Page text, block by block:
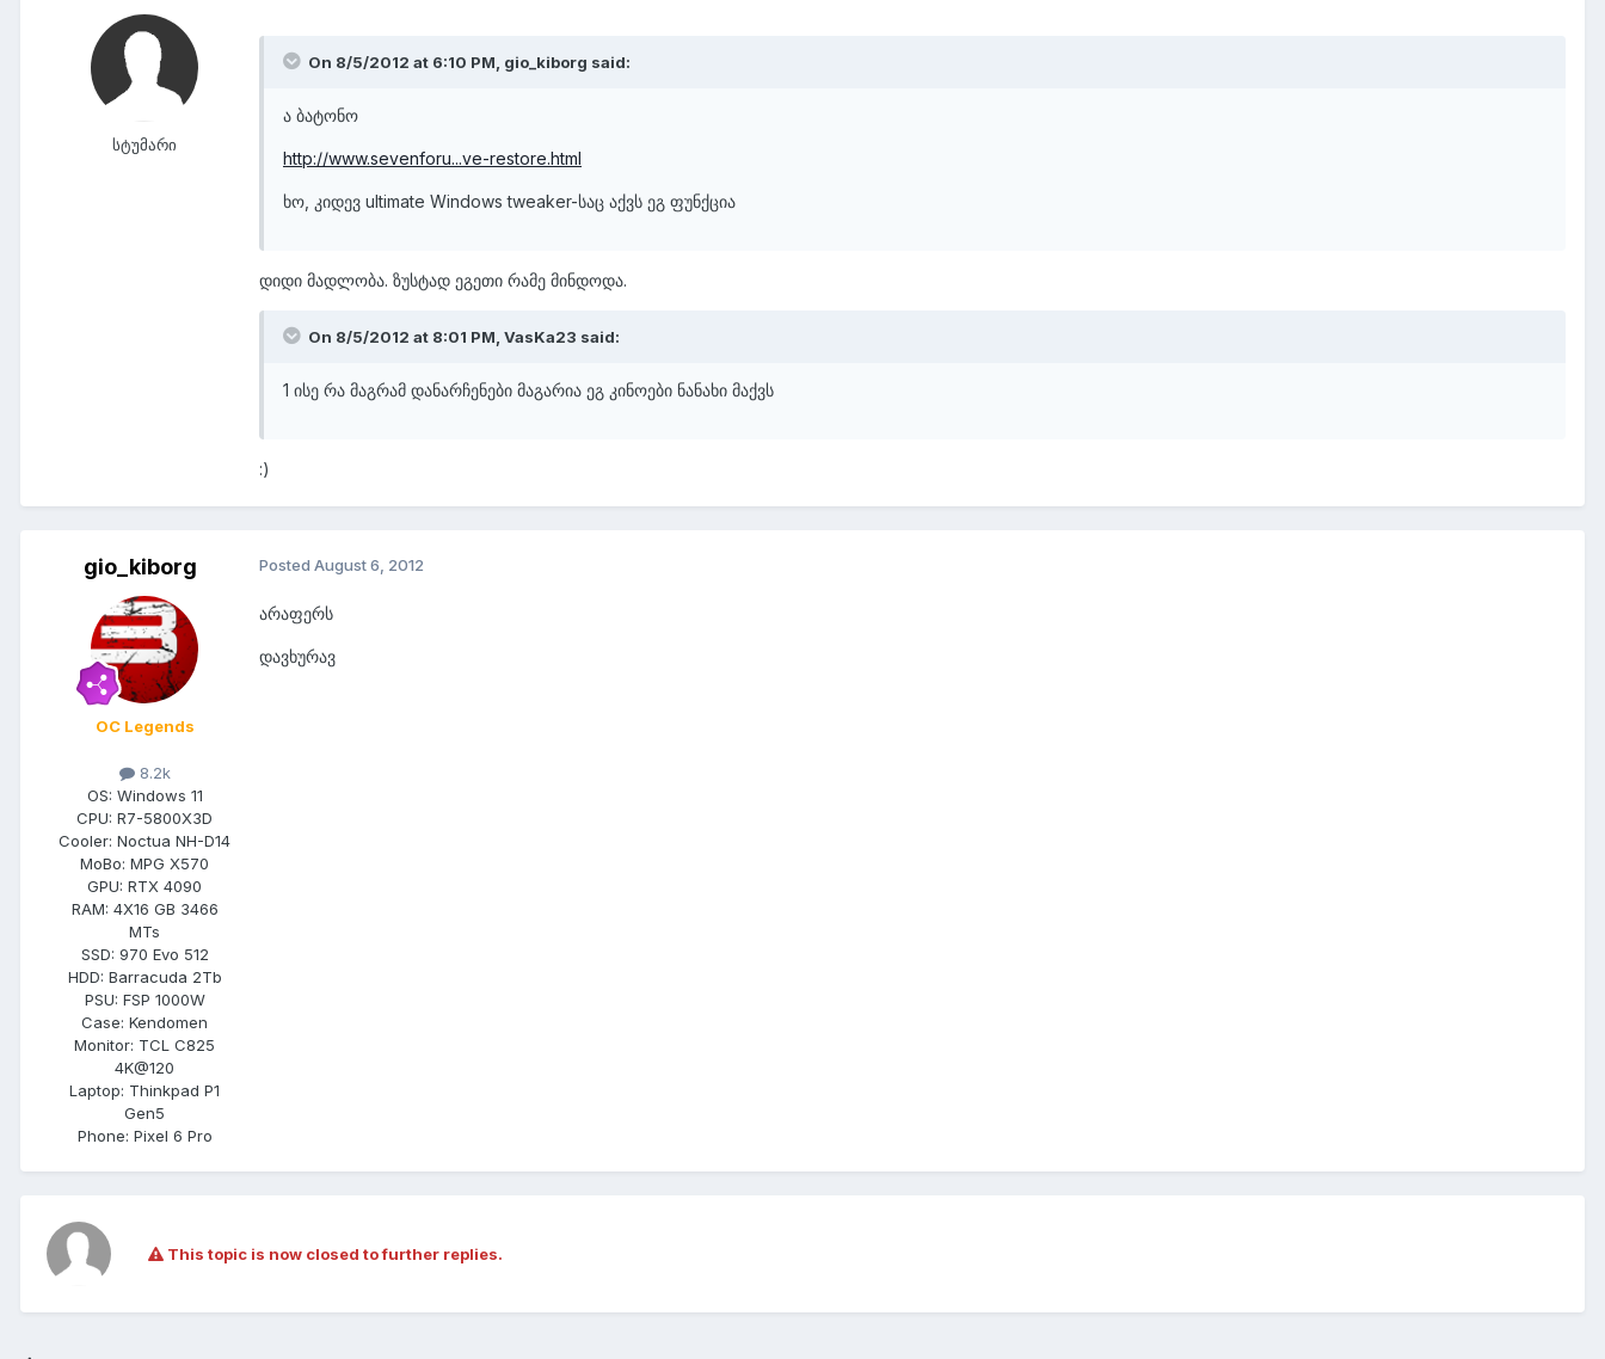
სტუმარი
On 8/5/2012 at 6:10 PM, gio_kiborg said:
ა ბატონო
http://www.sevenforu...ve-restore.html
ხო, კიდევ ultimate Windows tweaker-საც აქვს ეგ ფუნქცია
დიდი მადლობა. ზუსტად ეგეთი რამე მინდოდა.
On 8/5/2012 at 8:01 PM, VasKa23 said:
1 ისე რა მაგრამ დანარჩენები მაგარია ეგ კინოები ნანახი მაქვს
:)
gio_kiborg
OC Legends
8.2k
OS: Windows 11
CPU: R7-5800X3D
Cooler: Noctua NH-D14
MoBo: MPG X570
GPU: RTX 4090
RAM: 4X16 GB 3466
MTs
SSD: 970 Evo 512
HDD: Barracuda 2Tb
PSU: FSP 1000W
Case: Kendomen
Monitor: TCL C825
4K@120
Laptop: Thinkpad P1
Gen5
Phone: Pixel 6 Pro
Posted August 6, 2012
არაფერს
დავხურავ
This topic is now closed to further replies.